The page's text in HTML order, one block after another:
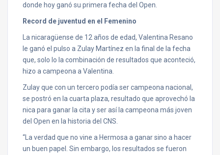
donde hoy ganó su primera fecha del Open.
Record de juventud en el Femenino
La nicaragüense de 12 años de edad, Valentina Resano
le ganó el pulso a Zulay Martínez en la final de la fecha
que, solo lo la combinación de resultados que aconteció,
hizo a campeona a Valentina.
Zulay que con un tercero podía ser campeona nacional,
se postró en la cuarta plaza, resultado que aprovechó la
nica para ganar la cita y ser así la campeona más joven
del Open en la historia del CNS.
“La verdad que no vine a Hermosa a ganar sino a hacer
un buen papel. Sin embargo, los resultados se fueron